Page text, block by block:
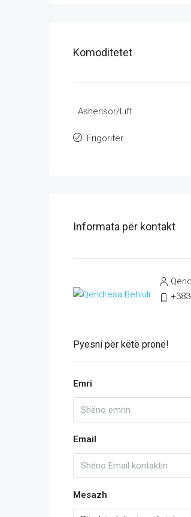
Komoditetet
Ashensor/Lift
Frigorifer
Informata për kontakt
Pyesni për këtë pronë!
Emri
Email
Mesazh